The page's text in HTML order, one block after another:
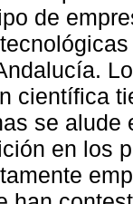
de
científica
se alude
en los